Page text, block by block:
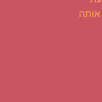
אותה